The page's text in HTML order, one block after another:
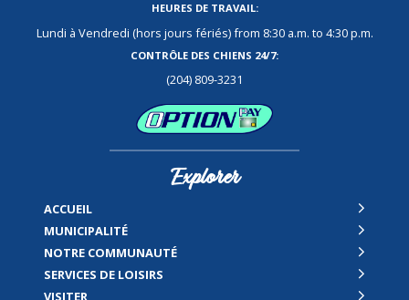
HEURES DE TRAVAIL:
Lundi à Vendredi (hors jours fériés) from 8:30 a.m. to 4:30 p.m.
CONTRÔLE DES CHIENS 24/7:
(204) 809-3231
Explorer
ACCUEIL
MUNICIPALITÉ
NOTRE COMMUNAUTÉ
SERVICES DE LOISIRS
VISITER